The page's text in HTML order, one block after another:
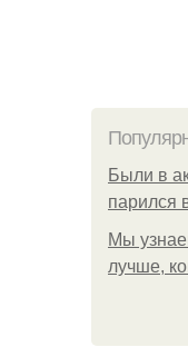
Были в
парился
Мы
лучше,